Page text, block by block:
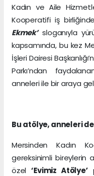
Kadın ve Aile
Kooperatifi iş
Ekmek’sloganıyla
kapsamında, bu kez
İşleri Dairesi
Parkı’ndan
anneleri ile bir araya
Bu atölye, anneleri
Mersinden Kadın
gereksinimli bireylerin
özel‘Evimiz Atölye’